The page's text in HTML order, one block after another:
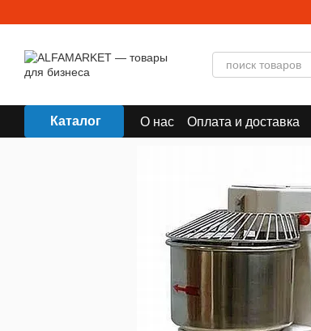
Каталог О нас Оплата и доставка